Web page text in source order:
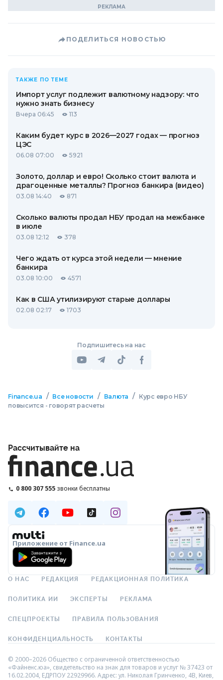
ПОДЕЛИТЬСЯ НОВОСТЬЮ
ТАКЖЕ ПО ТЕМЕ
Импорт услуг подлежит валютному надзору: что
нужно знать бизнесу
Вчера 06:45 113
Каким будет курс в 2026—2027 годах — прогноз
ЦЭС
06.08 07:00 5921
Золото, доллар и евро! Сколько стоит валюта и
драгоценные металлы? Прогноз банкира (видео)
03.08 14:40 871
Сколько валюты продал НБУ продал на межбанке
в июле
03.08 12:12 378
Чего ждать от курса этой недели — мнение
банкира
03.08 10:00 4571
Как в США утилизируют старые доллары
02.08 02:17 1703
Подпишитесь на нас
Finance.ua / Все новости / Валюта /
Курс евро НБУ
повысится - говорят расчеты
Рассчитывайте на
0 800 307 555 звонки бесплатны
Приложение от Finance.ua
О НАС РЕДАКЦИЯ РЕДАКЦИОННАЯ ПОЛИТИКА
ПОЛИТИКА ИИ ЭКСПЕРТЫ РЕКЛАМА
СПЕЦПРОЕКТЫ ПРАВИЛА ПОЛЬЗОВАНИЯ
КОНФИДЕНЦИАЛЬНОСТЬ КОНТАКТЫ
© 2000–2026 Общество с ограниченной ответственностью
«Файненс.юа», свидетельство на знак для товаров и услуг № 37423 от
16.02.2004, ЕДРПОУ 22929966. Адрес: ул. Николая Гринченко, 4В, Киев,